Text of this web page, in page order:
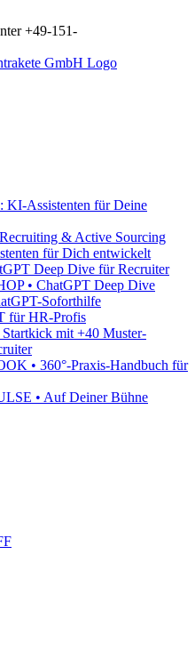
+49-151-
KI-Assistenten für Deine
& Active Sourcing
für Dich entwickelt
Deep Dive für Recruiter
• ChatGPT Deep Dive
Soforthilfe
für HR-Profis
mit +40 Muster-
• 360°-Praxis-Handbuch für
• Auf Deiner Bühne